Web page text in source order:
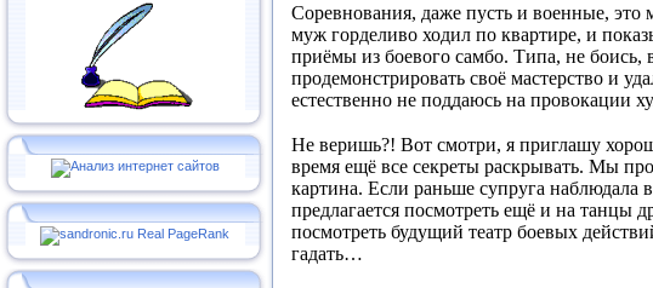
Соревнования, даже пусть и военные,
муж горделиво ходил по квартире, и
приёмы из боевого самбо. Типа, не боись,
продемонстрировать своё мастерство и
естественно не поддаюсь на провокации
Не веришь?! Вот смотри, я приглашу
время ещё все секреты раскрывать. Мы
картина. Если раньше супруга наблюдала
предлагается посмотреть ещё и на танцы
посмотреть будущий театр боевых
гадать…